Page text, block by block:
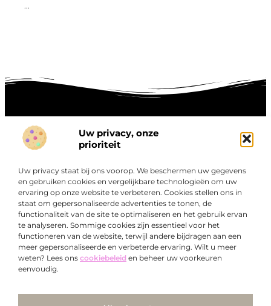
Uw privacy, onze
prioriteit
Uw privacy staat bij ons voorop. We beschermen uw gegevens
en gebruiken cookies en vergelijkbare technologieën om uw
ervaring op onze website te verbeteren. Cookies stellen ons in
staat om gepersonaliseerde advertenties te tonen, de
functionaliteit van de site te optimaliseren en het gebruik ervan
te analyseren. Sommige cookies zijn essentieel voor het
functioneren van de website, terwijl andere bijdragen aan een
meer gepersonaliseerde en verbeterde ervaring. Wilt u meer
weten? Lees ons cookiebeleid en beheer uw voorkeuren
eenvoudig.
...
Over
Bedrijf
“Ontdek een wereld van boeiende blogs en artikelen die
je zowel inspireren als informeren.”
Bij Exclusiefbedrijf.nl draait alles om het leveren van
kwalitatieve inzichten en verhalen die jouw dagelijks leven
verrijken en je uitdagen om verder te denken.
Onze informatie